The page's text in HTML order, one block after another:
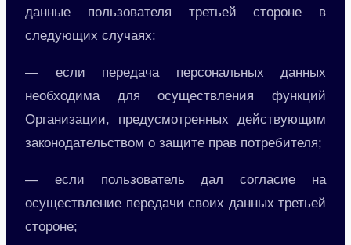
данные пользователя третьей стороне в
следующих случаях:
— если передача персональных данных
необходима для осуществления функций
Организации, предусмотренных действующим
законодательством о защите прав потребителя;
— если пользователь дал согласие на
осуществление передачи своих данных третьей
стороне;